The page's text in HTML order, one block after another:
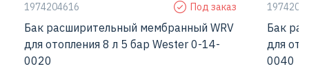
1974204616 Под заказ
Бак расширительный мембранный WRV
для отопления 8 л 5 бар Wester 0-14-
0020
Бак
для
0040